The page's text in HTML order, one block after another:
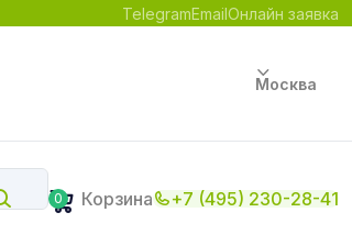
TelegramEmailОнлайн заявка
Москва
0 Корзина +7 (495) 230-28-41